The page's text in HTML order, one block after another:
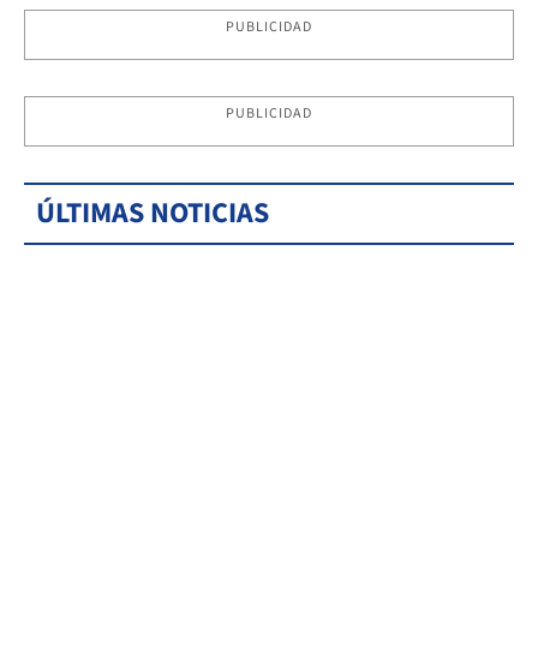
PUBLICIDAD
PUBLICIDAD
ÚLTIMAS NOTICIAS